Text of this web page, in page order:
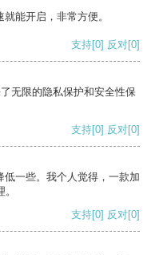
能开启，非常方便。
支持[0] 反对[0]
无限的隐私保护和安全性保
支持[0] 反对[0]
一些。我个人觉得，一款加
支持[0] 反对[0]